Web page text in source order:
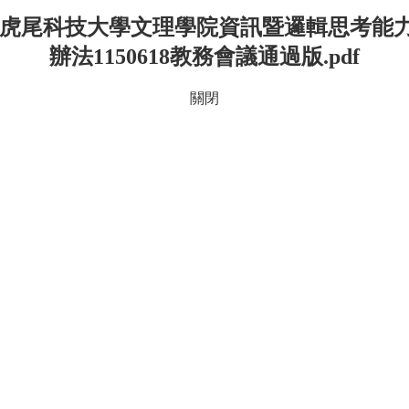
尾科技大學文理學院資訊暨邏輯思考能
辦法1150618教務會議通過版.pdf
關閉